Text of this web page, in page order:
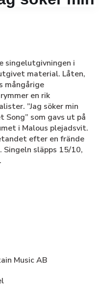
singelutgivningen i
material. Låten,
mångårige
en rik
”Jag söker min
Song” som gavs ut på
i Malous plejadsvit.
efter en frände
släpps 15/10,
Music AB